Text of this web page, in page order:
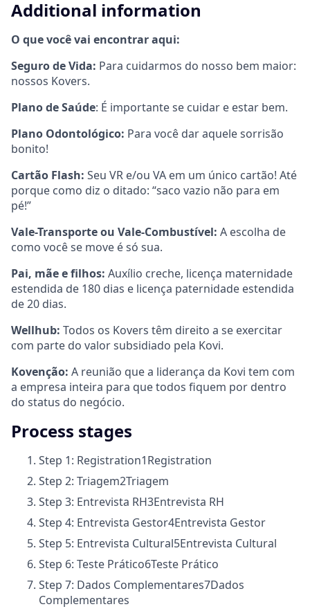
Additional information
O que você vai encontrar aqui:
Seguro de Vida: Para cuidarmos do nosso bem maior:
nossos Kovers.
Plano de Saúde: É importante se cuidar e estar bem.
Plano Odontológico: Para você dar aquele sorrisão
bonito!
Cartão Flash: Seu VR e/ou VA em um único cartão! Até
porque como diz o ditado: “saco vazio não para em
pé!”
Vale-Transporte ou Vale-Combustível: A escolha de
como você se move é só sua.
Pai, mãe e filhos: Auxílio creche, licença maternidade
estendida de 180 dias e licença paternidade estendida
de 20 dias.
Wellhub: Todos os Kovers têm direito a se exercitar
com parte do valor subsidiado pela Kovi.
Kovenção: A reunião que a liderança da Kovi tem com
a empresa inteira para que todos fiquem por dentro
do status do negócio.
Process stages
Step 1: Registration1Registration
Step 2: Triagem2Triagem
Step 3: Entrevista RH3Entrevista RH
Step 4: Entrevista Gestor4Entrevista Gestor
Step 5: Entrevista Cultural5Entrevista Cultural
Step 6: Teste Prático6Teste Prático
Step 7: Dados Complementares7Dados
Complementares